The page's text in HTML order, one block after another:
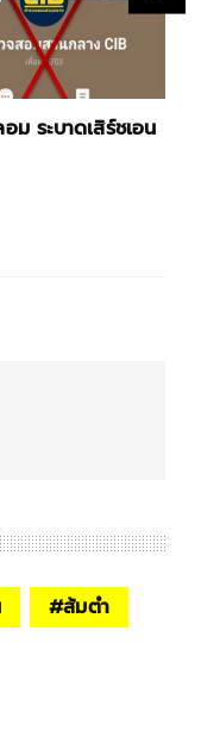
ม ระบาดเสิร์ชเอน
#ส้มตำ